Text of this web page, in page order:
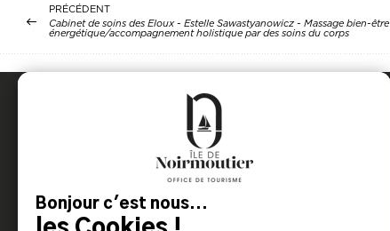
PRÉCÉDENT
Cabinet de soins des Eloux - Estelle Sawastyanowicz - Massage bien-être
énergétique/accompagnement holistique par des soins du corps